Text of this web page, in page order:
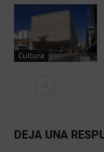
Cultura
DEJA UNA